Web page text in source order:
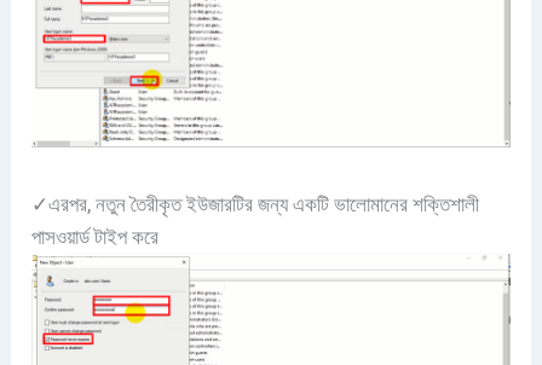
✓এরপর, নতুন তৈরীকৃত ইউজারটির জন্য একটি ভালোমানের শক্তিশালী
পাসওয়ার্ড টাইপ করে